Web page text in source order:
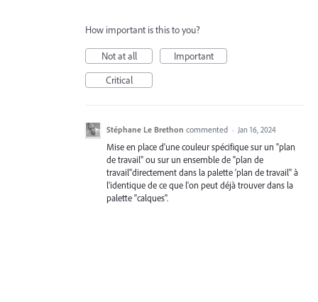
How important is this to you?
Not at all
Important
Critical
Stéphane Le Brethon commented · Jan 16, 2024
Mise en place d'une couleur spécifique sur un "plan
de travail" ou sur un ensemble de "plan de
travail"directement dans la palette 'plan de travail" à
l'identique de ce que l'on peut déjà trouver dans la
palette "calques".